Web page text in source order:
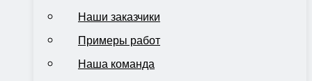
Наши заказчики
Примеры работ
Наша команда